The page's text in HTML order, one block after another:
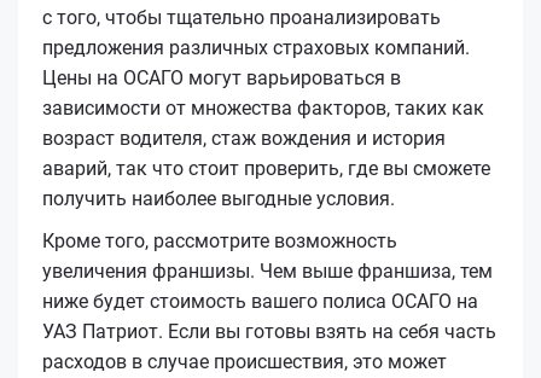
с того, чтобы тщательно проанализировать
предложения различных страховых компаний.
Цены на ОСАГО могут варьироваться в
зависимости от множества факторов, таких как
возраст водителя, стаж вождения и история
аварий, так что стоит проверить, где вы сможете
получить наиболее выгодные условия.
Кроме того, рассмотрите возможность
увеличения франшизы. Чем выше франшиза, тем
ниже будет стоимость вашего полиса ОСАГО на
УАЗ Патриот. Если вы готовы взять на себя часть
расходов в случае происшествия, это может